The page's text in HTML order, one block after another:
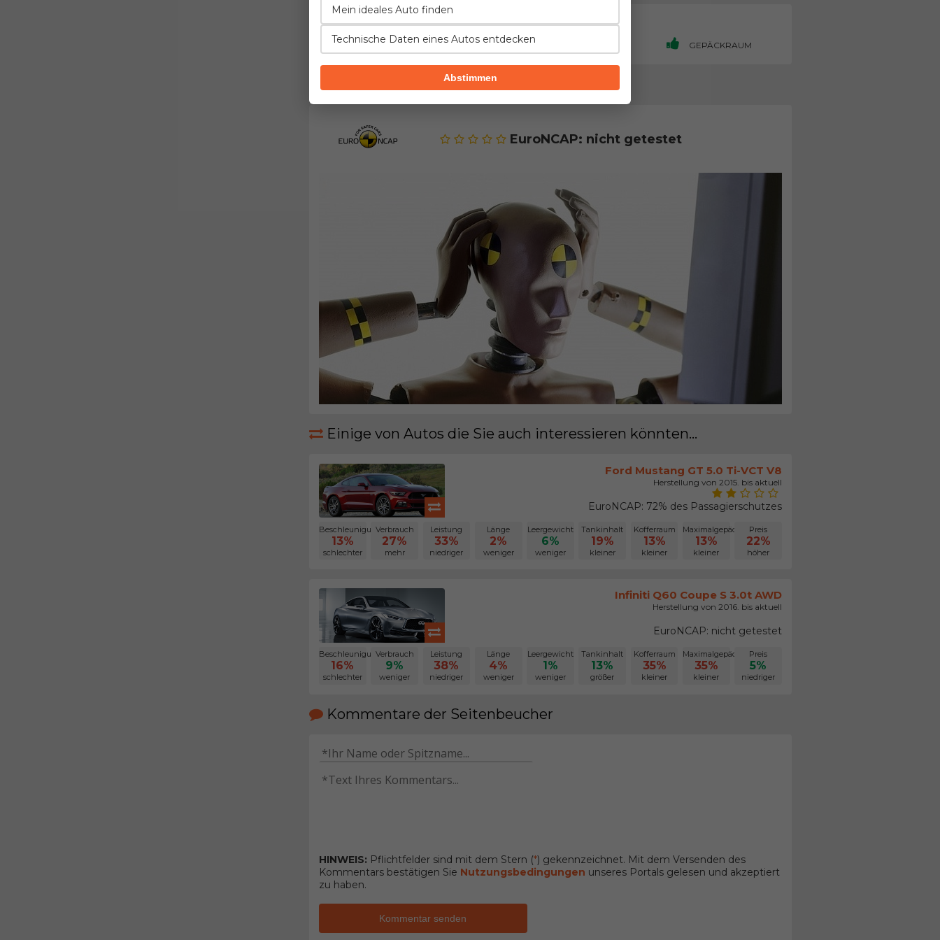
SICHERHEIT FAHREIGENSCHAFTEN GEPÄCKRAUM
Sicherheit des Modells BMW 6er
EuroNCAP: nicht getestet
Einige von Autos die Sie auch interessieren könnten...
Ford Mustang GT 5.0 Ti-VCT V8
Herstellung von 2015. bis aktuell
EuroNCAP: 72% des Passagierschutzes
Beschleunigung
13%
schlechter
Verbrauch
27%
mehr
Leistung
33%
niedriger
Länge
2%
weniger
Leergewicht
6%
weniger
Tankinhalt
19%
kleiner
Kofferraum
13%
kleiner
Maximalgepäck
13%
kleiner
Preis
22%
höher
Infiniti Q60 Coupe S 3.0t AWD
Herstellung von 2016. bis aktuell
EuroNCAP: nicht getestet
Beschleunigung
16%
schlechter
Verbrauch
9%
weniger
Leistung
38%
niedriger
Länge
4%
weniger
Leergewicht
1%
weniger
Tankinhalt
13%
größer
Kofferraum
35%
kleiner
Maximalgepäck
35%
kleiner
Preis
5%
niedriger
Kommentare der Seitenbeucher
HINWEIS: Pflichtfelder sind mit dem Stern (*) gekennzeichnet. Mit dem Versenden des
Kommentars bestätigen Sie Nutzungsbedingungen unseres Portals gelesen und akzeptiert
zu haben.
Kommentar senden
Mein ideales Auto finden
Technische Daten eines Autos entdecken
Abstimmen